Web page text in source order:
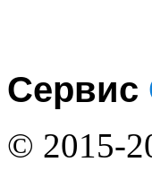
Сервис
© 2015-